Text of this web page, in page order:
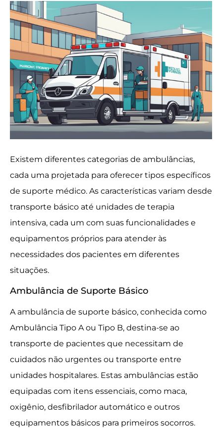
Existem diferentes categorias de ambulâncias,
cada uma projetada para oferecer tipos específicos
de suporte médico. As características variam desde
transporte básico até unidades de terapia
intensiva, cada um com suas funcionalidades e
equipamentos próprios para atender às
necessidades dos pacientes em diferentes
situações.
Ambulância de Suporte Básico
A ambulância de suporte básico, conhecida como
Ambulância Tipo A ou Tipo B, destina-se ao
transporte de pacientes que necessitam de
cuidados não urgentes ou transporte entre
unidades hospitalares. Estas ambulâncias estão
equipadas com itens essenciais, como maca,
oxigênio, desfibrilador automático e outros
equipamentos básicos para primeiros socorros.